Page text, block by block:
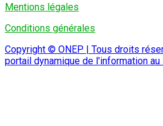
Mentions légales
Conditions générales
Copyright © ONEP | Tous droits
portail dynamique de l'information au